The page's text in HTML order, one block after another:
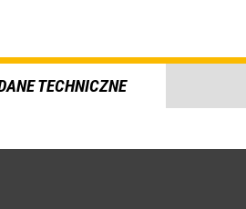
TECHNICZNE